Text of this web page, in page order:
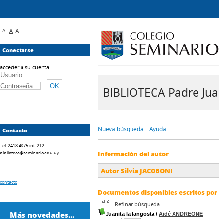
BIBLIOTECA Padre
Nueva búsqueda Ayuda
Información del autor
Autor Silvia JACOBONI
Documentos disponibles escritos
Refinar búsqueda
Juanita la langosta / Aidé ANDREONE
A- A A+
Conectarse
acceder a su cuenta
Contacto
Tel. 2418 4075 int. 212
biblioteca@seminario.edu.uy
contacto
Más novedades...